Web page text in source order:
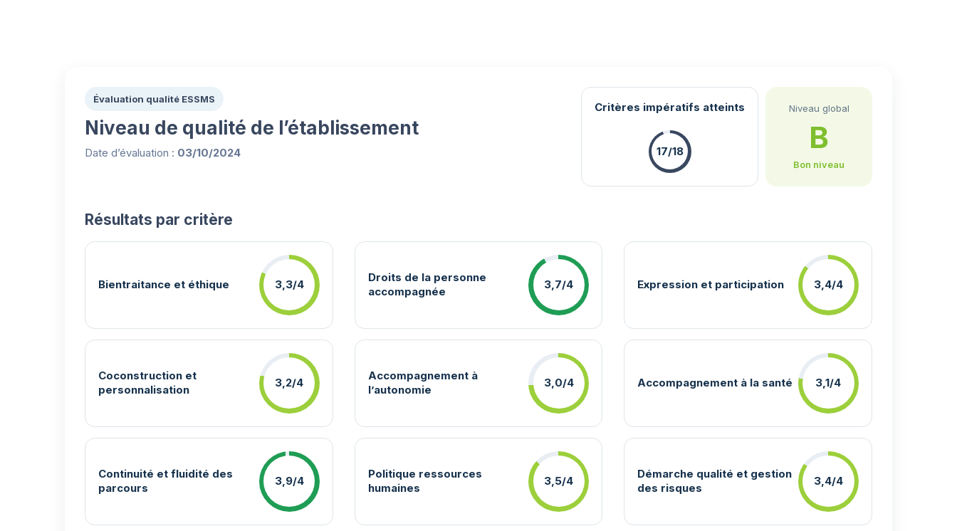
Évaluation qualité ESSMS
Niveau de qualité de l’établissement
Date d’évaluation : 03/10/2024
Niveau global
B
Bon niveau
Critères impératifs atteints
17/18
Résultats par critère
Bientraitance et éthique 3,3/4
Droits de la personne
accompagnée
3,7/4 Expression et participation 3,4/4
Coconstruction et
personnalisation
3,2/4
Accompagnement à
l’autonomie
3,0/4 Accompagnement à la santé 3,1/4
Continuité et fluidité des
parcours
3,9/4
Politique ressources
humaines
3,5/4
Démarche qualité et gestion
des risques
3,4/4